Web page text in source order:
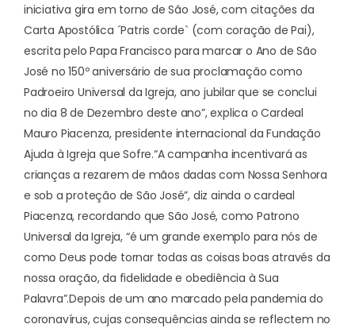
iniciativa gira em torno de São José, com citações da
Carta Apostólica ´Patris corde` (com coração de Pai),
escrita pelo Papa Francisco para marcar o Ano de São
José no 150º aniversário de sua proclamação como
Padroeiro Universal da Igreja, ano jubilar que se conclui
no dia 8 de Dezembro deste ano”, explica o Cardeal
Mauro Piacenza, presidente internacional da Fundação
Ajuda à Igreja que Sofre.“A campanha incentivará as
crianças a rezarem de mãos dadas com Nossa Senhora
e sob a proteção de São José”, diz ainda o cardeal
Piacenza, recordando que São José, como Patrono
Universal da Igreja, “é um grande exemplo para nós de
como Deus pode tornar todas as coisas boas através da
nossa oração, da fidelidade e obediência à Sua
Palavra”.Depois de um ano marcado pela pandemia do
coronavírus, cujas consequências ainda se reflectem no